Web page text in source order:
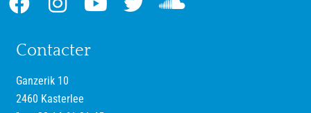
Contacter
Ganzerik 10
2460 Kasterlee